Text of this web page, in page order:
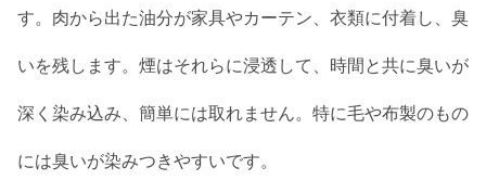
す。肉から出た油分が家具やカーテン、衣類に付着し、臭
いを残します。煙はそれらに浸透して、時間と共に臭いが
深く染み込み、簡単には取れません。特に毛や布製のもの
には臭いが染みつきやすいです。